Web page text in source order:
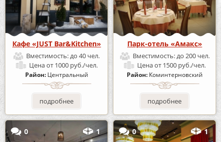
Кафе «JUST Bar&Kitchen»
Вместимость:до 40 чел.
Ценаот 1000 руб./чел.
Район: Центральный
подробнее
Парк-отель «Амакс»
Вместимость:до 200 чел.
Ценаот 1500 руб./чел.
Район: Коминтерновский
подробнее
0 1 0 1